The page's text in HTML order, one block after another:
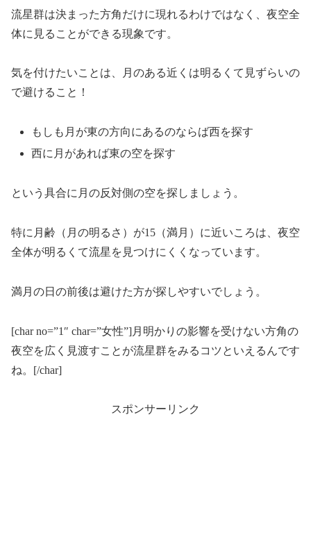
流星群は決まった方角だけに現れるわけではなく、夜空全
体に見ることができる現象です。
気を付けたいことは、
月のある近くは明るくて見ずらいの
で避けること！
もしも月が東の方向にあるのならば西を探す
西に月があれば東の空を探す
という具合に月の反対側の空を探しましょう。
特に月齢（月の明るさ）が15（満月）に近いころは、夜空
全体が明るくて流星を見つけにくくなっています。
満月の日の前後は避けた方が探しやすいでしょう。
[char no=”1″ char=”女性”]月明かりの影響を受けない方角の
夜空を広く見渡すことが流星群をみるコツといえるんです
ね。[/char]
スポンサーリンク